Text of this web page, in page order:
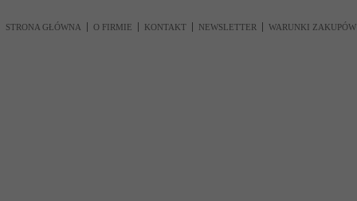
STRONA GŁÓWNA O FIRMIE KONTAKT NEWSLETTER WARUNKI ZAKUPÓW